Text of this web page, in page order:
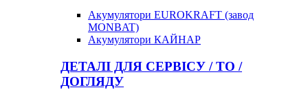
Акумулятори EUROKRAFT (завод
MONBAT)
Акумулятори КАЙНАР
ДЕТАЛІ ДЛЯ СЕРВІСУ / ТО /
ДОГЛЯДУ